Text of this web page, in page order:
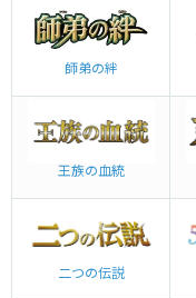
師弟の絆
王族の血統
二つの伝説